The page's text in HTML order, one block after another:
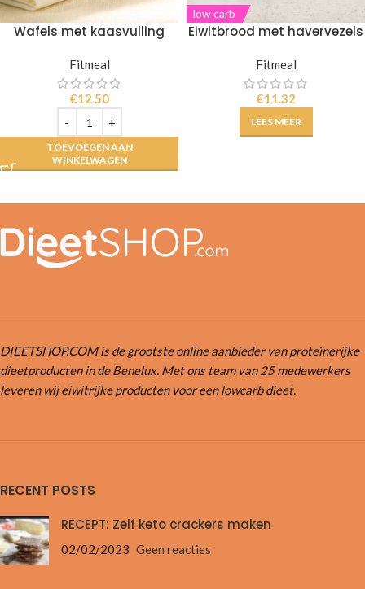
Wafels met kaasvulling
Fitmeal
€12.50
TOEVOEGEN AAN
WINKELWAGEN
low carb
Eiwitbrood met havervezels
Fitmeal
€11.32
LEES MEER
DIEETSHOP.COM is de grootste online aanbieder van proteïnerijke
dieetproducten in de Benelux. Met ons team van 25 medewerkers
leveren wij eiwitrijke producten voor een lowcarb dieet.
RECENT POSTS
RECEPT: Zelf keto crackers maken
02/02/2023 Geen reacties